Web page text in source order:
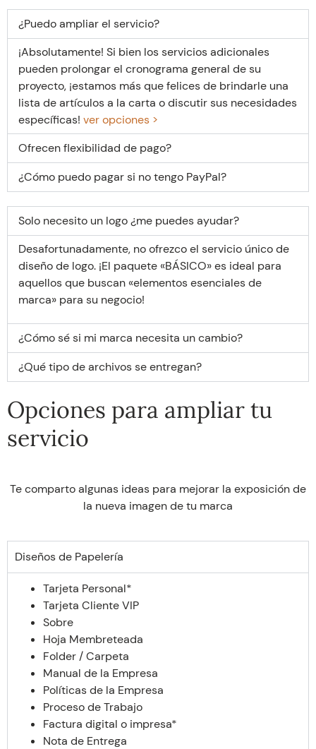
¿Puedo ampliar el servicio?
¡Absolutamente! Si bien los servicios adicionales
pueden prolongar el cronograma general de su
proyecto, ¡estamos más que felices de brindarle una
lista de artículos a la carta o discutir sus necesidades
específicas! ver opciones >
Ofrecen flexibilidad de pago?
¿Cómo puedo pagar si no tengo PayPal?
Solo necesito un logo ¿me puedes ayudar?
Desafortunadamente, no ofrezco el servicio único de
diseño de logo. ¡El paquete «BÁSICO» es ideal para
aquellos que buscan «elementos esenciales de
marca» para su negocio!
¿Cómo sé si mi marca necesita un cambio?
¿Qué tipo de archivos se entregan?
Opciones para ampliar tu
servicio
Te comparto algunas ideas para mejorar la exposición de
la nueva imagen de tu marca
Diseños de Papelería
Tarjeta Personal*
Tarjeta Cliente VIP
Sobre
Hoja Membreteada
Folder / Carpeta
Manual de la Empresa
Políticas de la Empresa
Proceso de Trabajo
Factura digital o impresa*
Nota de Entrega